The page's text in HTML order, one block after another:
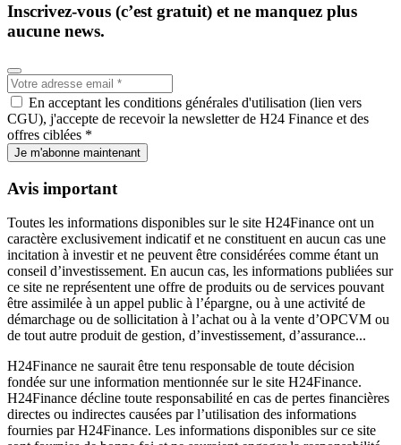
Inscrivez-vous (c’est gratuit) et ne manquez plus
aucune news.
En acceptant les conditions générales d'utilisation (lien vers
CGU), j'accepte de recevoir la newsletter de H24 Finance et des
offres ciblées *
Je m'abonne maintenant
Avis important
Toutes les informations disponibles sur le site H24Finance ont un
caractère exclusivement indicatif et ne constituent en aucun cas une
incitation à investir et ne peuvent être considérées comme étant un
conseil d’investissement. En aucun cas, les informations publiées sur
ce site ne représentent une offre de produits ou de services pouvant
être assimilée à un appel public à l’épargne, ou à une activité de
démarchage ou de sollicitation à l’achat ou à la vente d’OPCVM ou
de tout autre produit de gestion, d’investissement, d’assurance...
H24Finance ne saurait être tenu responsable de toute décision
fondée sur une information mentionnée sur le site H24Finance.
H24Finance décline toute responsabilité en cas de pertes financières
directes ou indirectes causées par l’utilisation des informations
fournies par H24Finance. Les informations disponibles sur ce site